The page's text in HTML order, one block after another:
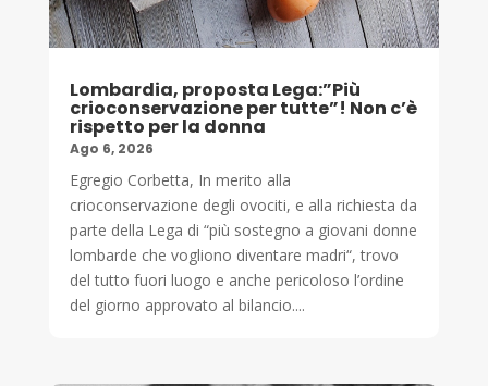
Lombardia, proposta Lega:”Più
crioconservazione per tutte”! Non c’è
rispetto per la donna
Ago 6, 2026
Egregio Corbetta, In merito alla
crioconservazione degli ovociti, e alla richiesta da
parte della Lega di “più sostegno a giovani donne
lombarde che vogliono diventare madri“, trovo
del tutto fuori luogo e anche pericoloso l’ordine
del giorno approvato al bilancio....